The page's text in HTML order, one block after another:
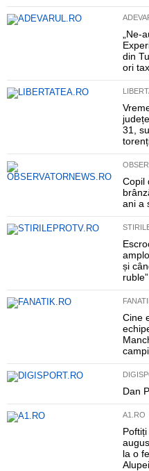
din
ori
31,
Copil
ani a
și
ruble”
Cine
Dan
A1.RO
la o
Alupei